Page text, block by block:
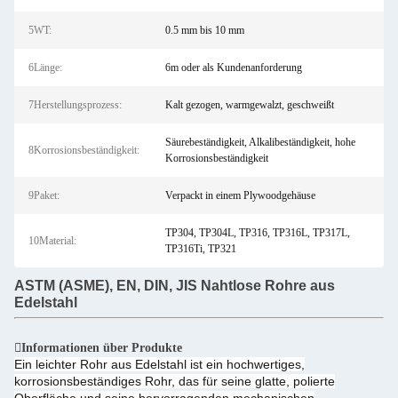
5WT: 0.5 mm bis 10 mm
6Länge: 6m oder als Kundenanforderung
7Herstellungsprozess: Kalt gezogen, warmgewalzt, geschweißt
8Korrosionsbeständigkeit:
Säurebeständigkeit, Alkalibeständigkeit, hohe
Korrosionsbeständigkeit
9Paket: Verpackt in einem Plywoodgehäuse
10Material:
TP304, TP304L, TP316, TP316L, TP317L,
TP316Ti, TP321
ASTM (ASME), EN, DIN, JIS Nahtlose Rohre aus
Edelstahl
Informationen über Produkte
Ein leichter Rohr aus Edelstahl ist ein hochwertiges,
korrosionsbeständiges Rohr, das für seine glatte, polierte